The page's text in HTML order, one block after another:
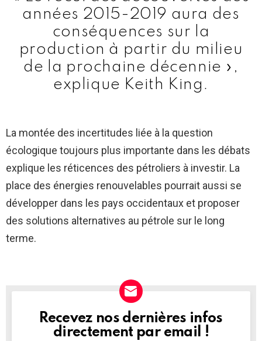
années 2015-2019 aura des
conséquences sur la
production à partir du milieu
de la prochaine décennie »,
explique Keith King.
La montée des incertitudes liée à la question
écologique toujours plus importante dans les débats
explique les réticences des pétroliers à investir. La
place des énergies renouvelables pourrait aussi se
développer dans les pays occidentaux et proposer
des solutions alternatives au pétrole sur le long
terme.
NEWSLETTER
Recevez nos dernières infos
directement par email !